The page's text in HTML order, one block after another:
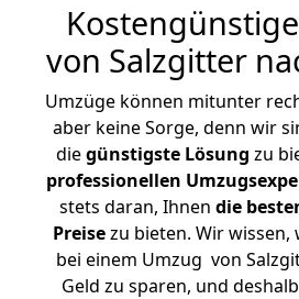
von Salzgitter
Umzüge können mitunter
aber keine Sorge, denn wir
diegünstigste Lösung zu
professionellen
stets daran, Ihnen die
Preisezu bieten. Wir wissen,
bei einem Umzug von
Geld zu sparen, und